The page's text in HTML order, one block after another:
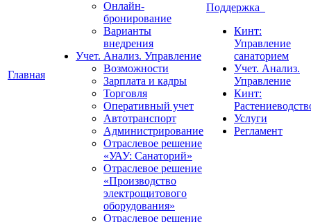
Главная
Онлайн-
бронирование
Варианты
внедрения
Учет. Анализ. Управление
Возможности
Зарплата и кадры
Торговля
Оперативный учет
Автотранспорт
Администрирование
Отраслевое решение
«УАУ: Санаторий»
Отраслевое решение
«Производство
электрощитового
оборудования»
Отраслевое решение
Поддержка
Кинт:
Управление
санаторием
Учет. Анализ.
Управление
Кинт:
Услуги
Регламент